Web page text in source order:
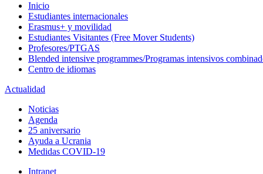
Inicio
Estudiantes internacionales
Erasmus+ y movilidad
Estudiantes Visitantes (Free Mover Students)
Profesores/PTGAS
Blended intensive programmes/Programas intensivos
Centro de idiomas
Actualidad
Noticias
Agenda
25 aniversario
Ayuda a Ucrania
Medidas COVID-19
Intranet